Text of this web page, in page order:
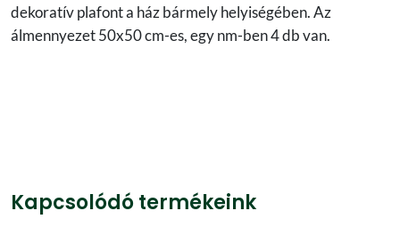
dekoratív plafont a ház bármely helyiségében. Az
álmennyezet 50x50 cm-es, egy nm-ben 4 db van.
Kapcsolódó termékeink